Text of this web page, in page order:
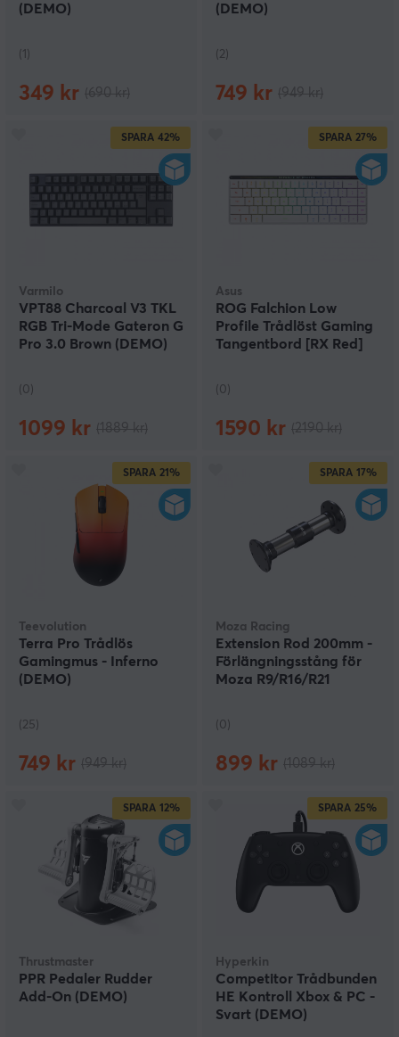
(DEMO)
(1)
349 kr
(DEMO)
(2)
749 kr
SPARA 42%
Varmilo
VPT88 Charcoal V3 TKL
RGB Tri-Mode Gateron G
Pro 3.0 Brown (DEMO)
(0)
1099 kr
SPARA 27%
Asus
ROG Falchion Low
Profile Trådlöst Gaming
Tangentbord [RX Red]
(0)
1590 kr
SPARA 21%
Teevolution
Terra Pro Trådlös
Gamingmus - Inferno
(DEMO)
(25)
749 kr
SPARA 17%
Moza Racing
Extension Rod 200mm -
Förlängningsstång för
Moza R9/R16/R21
(0)
899 kr
SPARA 12%
Thrustmaster
PPR Pedaler Rudder
Add-On (DEMO)
SPARA 25%
Hyperkin
Competitor Trådbunden
HE Kontroll Xbox & PC -
Svart (DEMO)